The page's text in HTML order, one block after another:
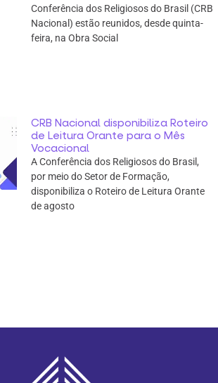
Conferência dos Religiosos do Brasil (CRB
Nacional) estão reunidos, desde quinta-
feira, na Obra Social
CRB Nacional disponibiliza Roteiro
de Leitura Orante para o Mês
Vocacional
A Conferência dos Religiosos do Brasil,
por meio do Setor de Formação,
disponibiliza o Roteiro de Leitura Orante
de agosto